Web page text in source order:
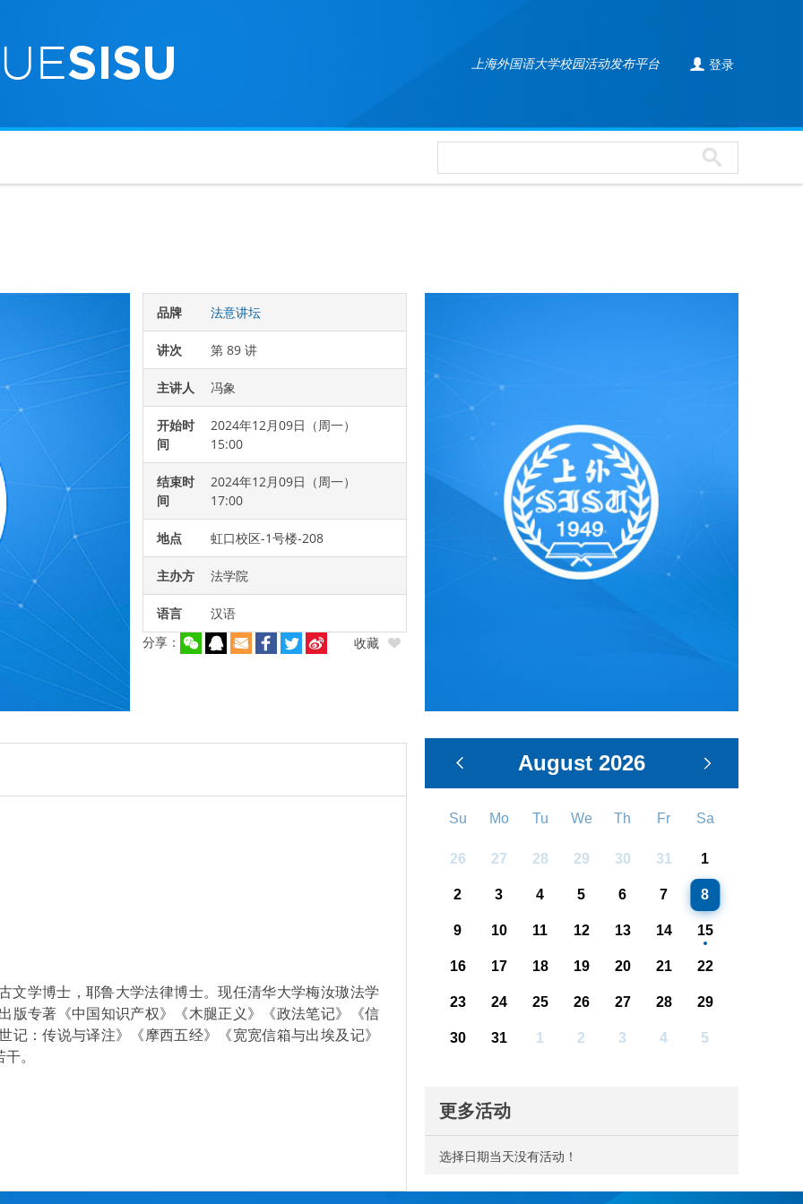
上海外国语大学校园活动发布平台  登录
品牌 法意讲坛
讲次 第 89 讲
主讲人 冯象
开始时
间
2024年12月09日（周一）
15:00
结束时
间
2024年12月09日（周一）
17:00
地点 虹口校区-1号楼-208
主办方 法学院
语言
汉语
分享：
收藏
文学博士，耶鲁大学法律博士。现任清华大学梅汝璈法学
版专著《中国知识产权》《木腿正义》《政法笔记》《信
：传说与译注》《摩西五经》《宽宽信箱与出埃及记》
。
August 2026
Su Mo Tu We Th Fr Sa
26 27 28 29 30 31 1
2 3 4 5 6 7 8
9 10 11 12 13 14 15
16 17 18 19 20 21 22
23 24 25 26 27 28 29
30 31 1 2 3 4 5
更多活动
选择日期当天没有活动！